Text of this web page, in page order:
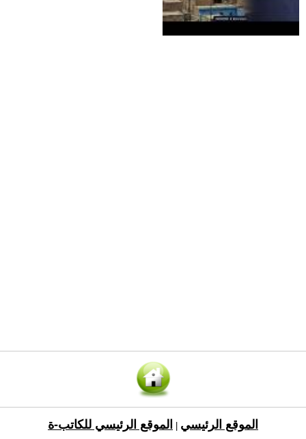
الموقع الرئيسي الموقع الرئيسي للكاتب-ة